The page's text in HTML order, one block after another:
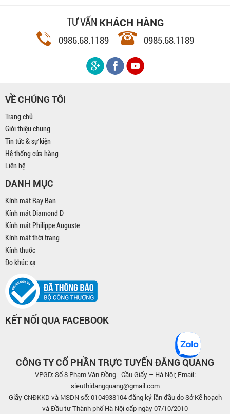
TƯ VẤN KHÁCH HÀNG
0986.68.1189 0985.68.1189
VỀ CHÚNG TÔI
Trang chủ
Giới thiệu chung
Tin tức & sự kiện
Hệ thống cửa hàng
Liên hệ
DANH MỤC
Kính mát Ray Ban
Kính mát Diamond D
Kính mát Philippe Auguste
Kính mát thời trang
Kính thuốc
Đo khúc xạ
KẾT NỐI QUA FACEBOOK
CÔNG TY CỔ PHẦN TRỰC TUYẾN ĐĂNG QUANG
VPGD: Số 8 Phạm Văn Đồng - Cầu Giấy – Hà Nội; Email:
sieuthidangquang@gmail.com
Giấy CNĐKKD và MSDN số: 0104938104 đăng ký lần đầu do Sở Kế hoạch
và Đầu tư Thành phố Hà Nội cấp ngày 07/10/2010